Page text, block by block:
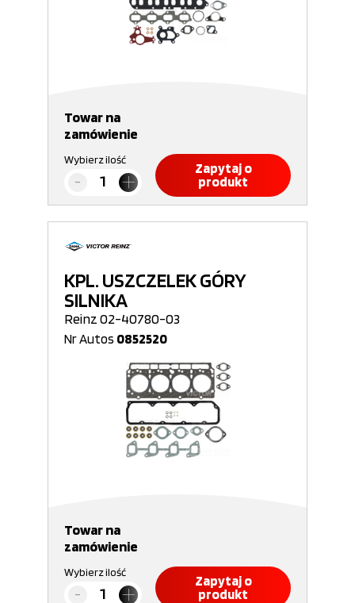
Towar na
zamówienie
Wybierz ilość
Zapytaj o
produkt
KPL. USZCZELEK GÓRY
SILNIKA
Reinz 02-40780-03
Nr Autos 0852520
Towar na
zamówienie
Wybierz ilość
Zapytaj o
produkt